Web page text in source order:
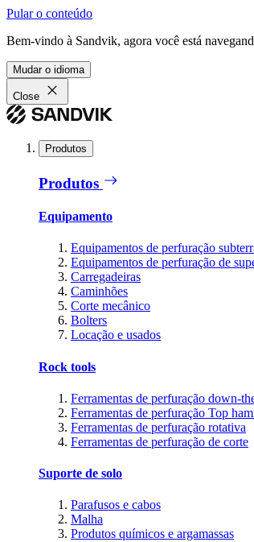
Pular o conteúdo
Bem-vindo à Sandvik, agora você está
Mudar o idioma
Close
Produtos
Produtos
Equipamento
Equipamentos de perfuração
Equipamentos de perfuração de
Carregadeiras
Caminhões
Corte mecânico
Bolters
Locação e usados
Rock tools
Ferramentas de perfuração down-
Ferramentas de perfuração Top
Ferramentas de perfuração rotativa
Ferramentas de perfuração de corte
Suporte de solo
Parafusos e cabos
Malha
Produtos químicos e argamassas